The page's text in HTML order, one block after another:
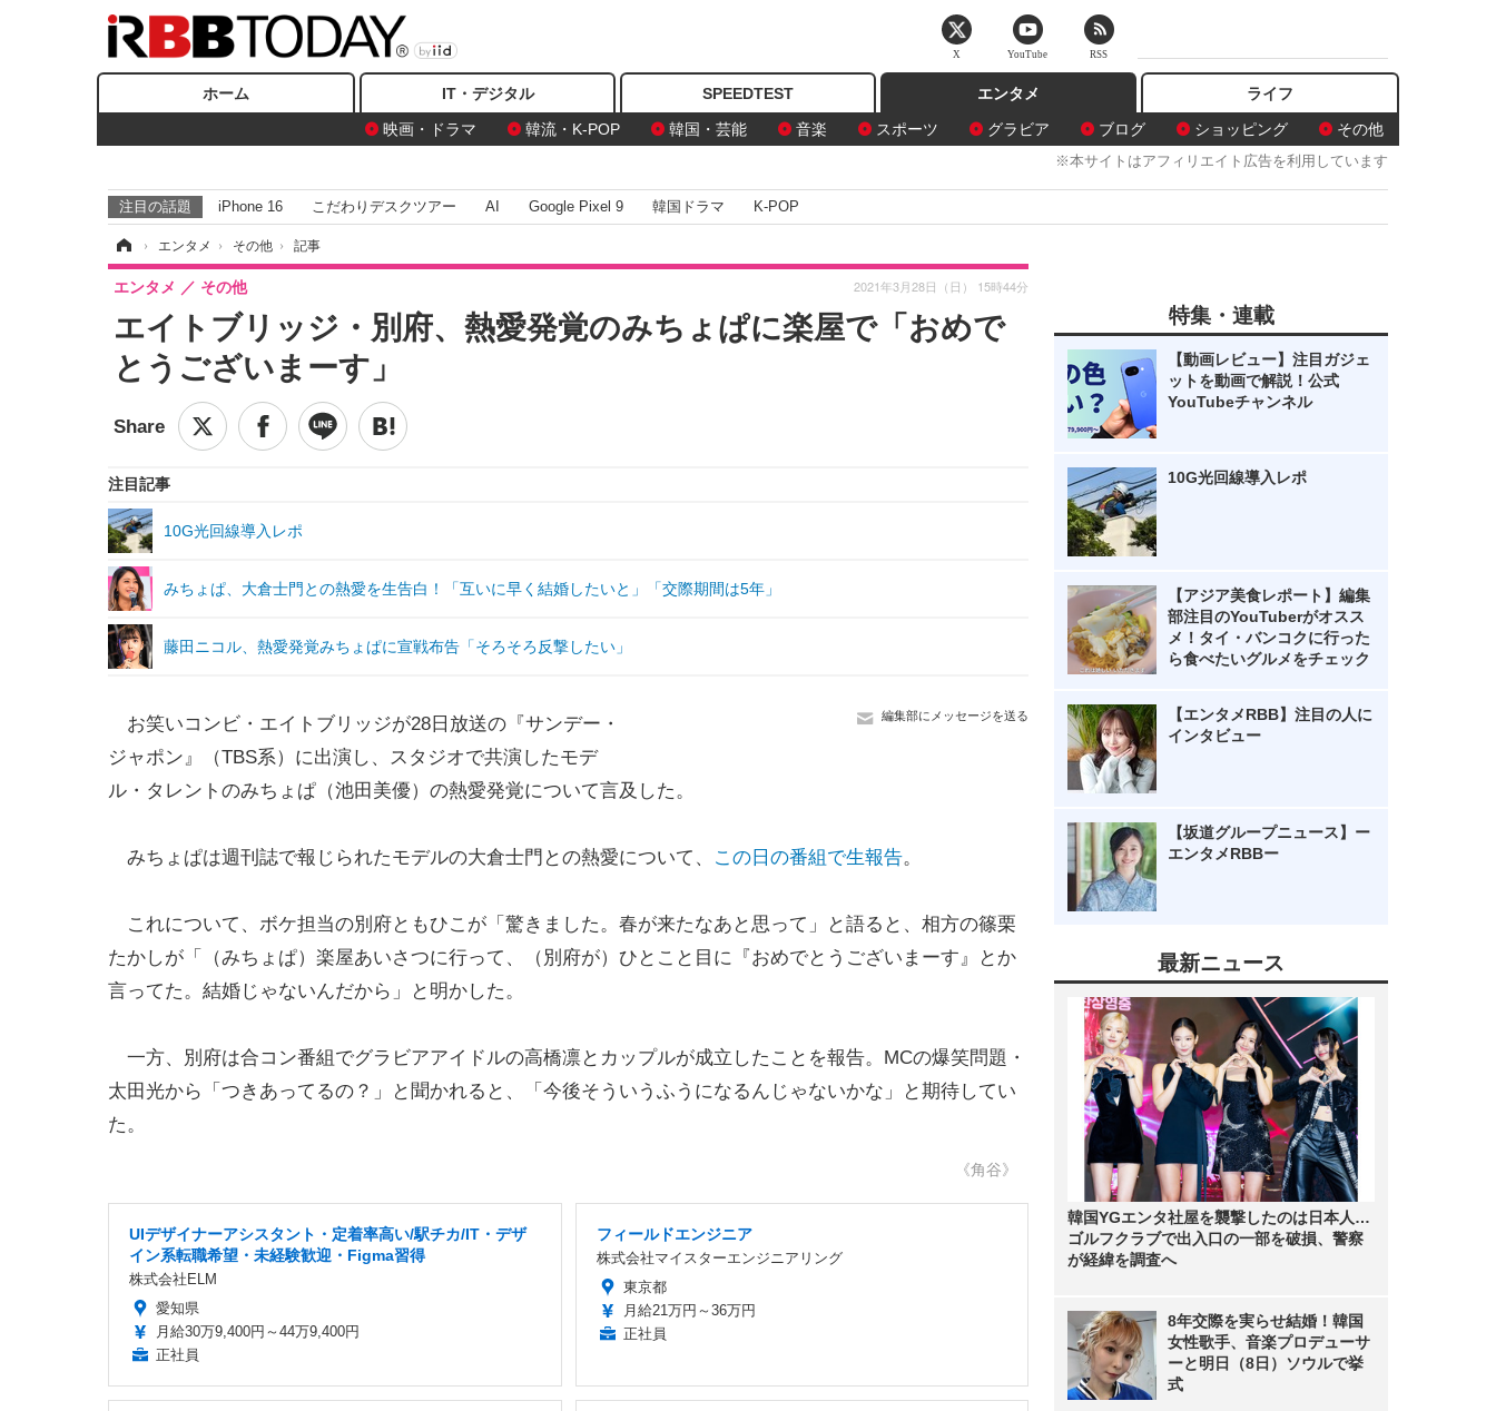
ホーム IT・デジタル SPEEDTEST
エンタメ
映画・ドラマ
韓流・K-POP 韓国・芸能 音楽 スポーツ グラビア ブログ ショッピング その他
ライフ
※本サイトはアフィリエイト広告を利用しています
注目の話題 iPhone 16 こだわりデスクツアー AI Google Pixel 9 韓国ドラマ K-POP
› エンタメ › その他 › 記事
エイトブリッジ・別府、熱愛発覚のみちょぱに楽屋で「おめで
とうございまーす」
エンタメ その他 2021年3月28日（日） 15時44分
注目記事
10G光回線導入レポ
みちょぱ、大倉士門との熱愛を生告白！「互いに早く結婚したいと」「交際期間は5年」
藤田ニコル、熱愛発覚みちょぱに宣戦布告「そろそろ反撃したい」
編集部にメッセージを送る
お笑いコンビ・エイトブリッジが28日放送の『サンデー・
ジャポン』（TBS系）に出演し、スタジオで共演したモデ
ル・タレントのみちょぱ（池田美優）の熱愛発覚について言及した。
みちょぱは週刊誌で報じられたモデルの大倉士門との熱愛について、 この日の番組で生報告。
これについて、ボケ担当の別府ともひこが「驚きました。春が来たなあと思って」と語ると、相方の篠栗
たかしが「（みちょぱ）楽屋あいさつに行って、（別府が）ひとこと目に『おめでとうございまーす』とか
言ってた。結婚じゃないんだから」と明かした。
一方、別府は合コン番組でグラビアアイドルの高橋凛とカップルが成立したことを報告。MCの爆笑問題・
太田光から「つきあってるの？」と聞かれると、「今後そういうふうになるんじゃないかな」と期待してい
た。
《角谷》
UIデザイナーアシスタント・定着率高い/駅チカ/IT・デザ
イン系転職希望・未経験歓迎・Figma習得
株式会社ELM
愛知県
月給30万9,400円～44万9,400円
正社員
フィールドエンジニア
株式会社マイスターエンジニアリング
東京都
月給21万円～36万円
正社員
特集・連載
【動画レビュー】注目ガジェ
ットを動画で解説！公式
YouTubeチャンネル
10G光回線導入レポ
【アジア美食レポート】編集
部注目のYouTuberがオスス
メ！タイ・バンコクに行った
ら食べたいグルメをチェック
【エンタメRBB】注目の人に
インタビュー
【坂道グループニュース】ー
エンタメRBBー
最新ニュース
韓国YGエンタ社屋を襲撃したのは日本人…
ゴルフクラブで出入口の一部を破損、警察
が経緯を調査へ
8年交際を実らせ結婚！韓国
女性歌手、音楽プロデューサ
ーと明日（8日）ソウルで挙
式
X YouTube RSS